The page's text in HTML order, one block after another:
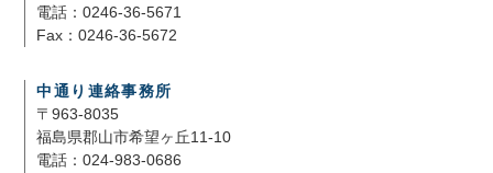
電話：0246-36-5671
Fax：0246-36-5672
中通り連絡事務所
〒963-8035
福島県郡山市希望ヶ丘11-10
電話：024-983-0686